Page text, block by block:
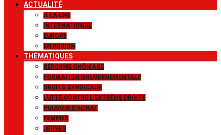
Magazine
ACTUALITÉ
A LA UNE
INTERNATIONAL
EUROPE
EN RÉGION
THÉMATIQUES
RÉFORME CHÔMAGE
FORMATION GOUVERNEMENTALE
DROITS SYNDICAUX
LUTTE CONTRE L’EXTRÊME DROITE
POUVOIR D’ACHAT
FEMMES
JEUNES